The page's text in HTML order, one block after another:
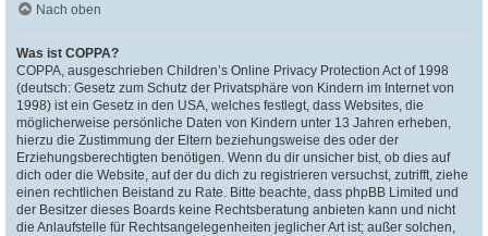
Nach oben
Was ist COPPA?
COPPA, ausgeschrieben Children’s Online Privacy Protection Act of 1998
(deutsch: Gesetz zum Schutz der Privatsphäre von Kindern im Internet von
1998) ist ein Gesetz in den USA, welches festlegt, dass Websites, die
möglicherweise persönliche Daten von Kindern unter 13 Jahren erheben,
hierzu die Zustimmung der Eltern beziehungsweise des oder der
Erziehungsberechtigten benötigen. Wenn du dir unsicher bist, ob dies auf
dich oder die Website, auf der du dich zu registrieren versuchst, zutrifft, ziehe
einen rechtlichen Beistand zu Rate. Bitte beachte, dass phpBB Limited und
der Besitzer dieses Boards keine Rechtsberatung anbieten kann und nicht
die Anlaufstelle für Rechtsangelegenheiten jeglicher Art ist; außer solchen,